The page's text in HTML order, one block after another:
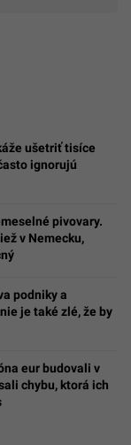
ušetriť tisíce
ignorujú
pivovary.
v Nemecku,
podniky a
je také zlé, že by
eur budovali v
chybu, ktorá ich